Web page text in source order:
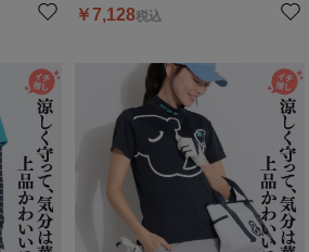
￥7,128税込